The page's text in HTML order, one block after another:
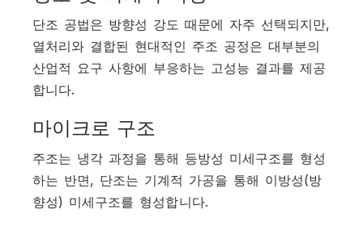
단조 공법은 방향성 강도 때문에 자주 선택되지만,
열처리와 결합된 현대적인 주조 공정은 대부분의
산업적 요구 사항에 부응하는 고성능 결과를 제공
합니다.
마이크로 구조
주조는 냉각 과정을 통해 등방성 미세구조를 형성
하는 반면, 단조는 기계적 가공을 통해 이방성(방
향성) 미세구조를 형성합니다.